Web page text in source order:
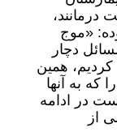
«موج
دچار
همین
که به آنها
در ادامه
از